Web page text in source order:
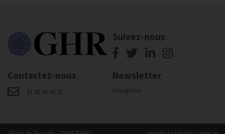
Suivez-nous
Contactez-nous
01 42 96 60 75
Newsletter
Inscription